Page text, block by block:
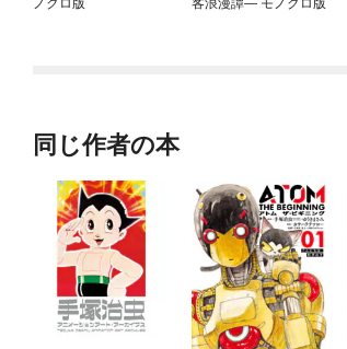
ノクロ版
客浪漫譚— モノクロ版
同じ作者の本